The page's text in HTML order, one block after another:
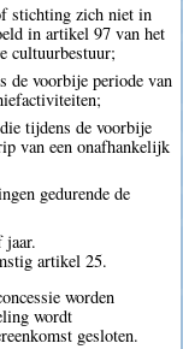
stichting zich niet in
in artikel 97 van het
cultuurbestuur;
de voorbije periode van
tijdens de voorbije
van een onafhankelijk
gedurende de
jaar.
artikel 25.
worden
wordt
gesloten.